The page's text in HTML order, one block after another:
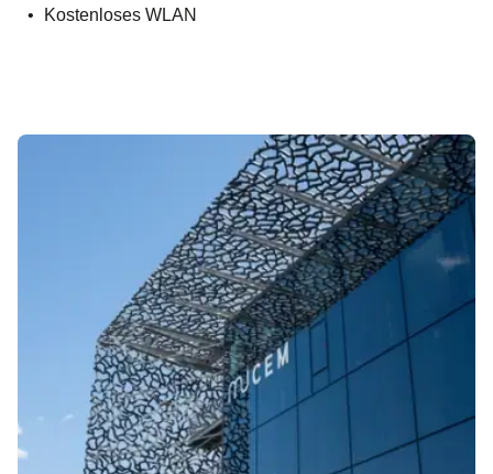
Kostenloses WLAN